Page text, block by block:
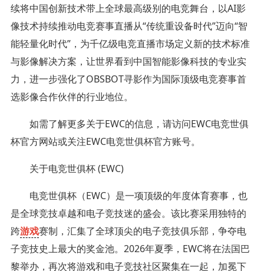
续将中国创新技术带上全球最高级别的电竞舞台，以AI影
像技术持续推动电竞赛事直播从“传统重设备时代”迈向“智
能轻量化时代”，为千亿级电竞直播市场定义新的技术标准
与影像解决方案，让世界看到中国智能影像科技的专业实
力，进一步强化了OBSBOT寻影作为国际顶级电竞赛事首
选影像合作伙伴的行业地位。
如需了解更多关于EWC的信息，请访问EWC电竞世俱
杯官方网站或关注EWC电竞世俱杯官方账号。
关于电竞世俱杯 (EWC)
电竞世俱杯（EWC）是一项顶级的年度体育赛事，也
是全球竞技卓越和电子竞技迷的盛会。该比赛采用独特的
跨游戏赛制，汇集了全球顶尖的电子竞技俱乐部，争夺电
子竞技史上最大的奖金池。2026年夏季，EWC将在法国巴
黎举办，再次将游戏和电子竞技社区聚集在一起，加冕下